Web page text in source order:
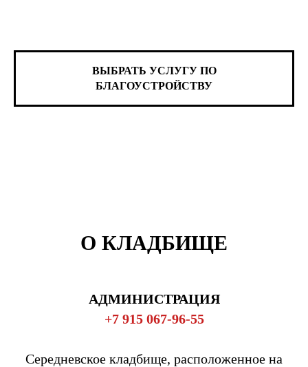
ВЫБРАТЬ УСЛУГУ ПО
БЛАГОУСТРОЙСТВУ
О КЛАДБИЩЕ
АДМИНИСТРАЦИЯ
+7 915 067-96-55
Середневское кладбище, расположенное на